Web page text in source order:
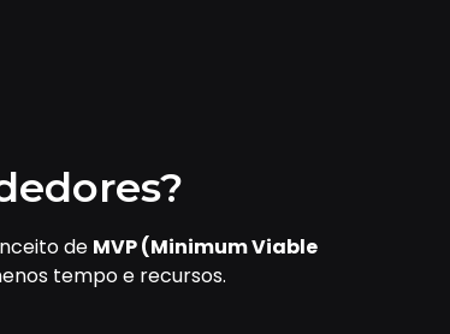
de MVP (Minimum Viable
tempo e recursos.